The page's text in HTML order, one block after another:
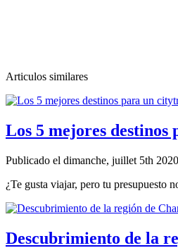
Articulos similares
Los 5 mejores
Publicado el dimanche, juillet 5th 2020
¿Te gusta viajar, pero tu presupuesto
Descubrimiento de la